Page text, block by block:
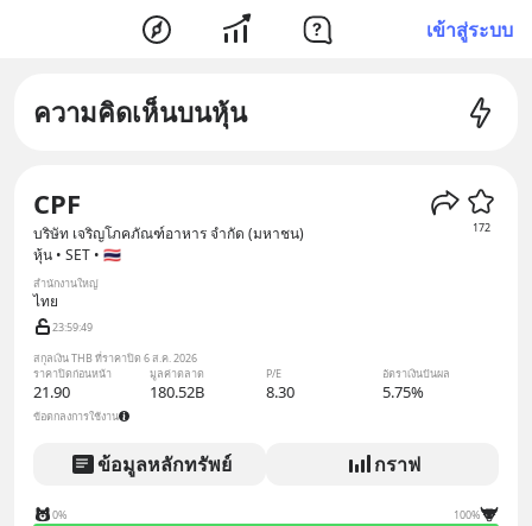
เข้าสู่ระบบ
ความคิดเห็นบนหุ้น
CPF
บริษัท เจริญโภคภัณฑ์อาหาร จำกัด (มหาชน) 172
หุ้น • SET • 🇹🇭
สำนักงานใหญ่
ไทย
23:59:48
สกุลเงิน THB ที่ราคาปิด 6 ส.ค. 2026
ราคาปิดก่อนหน้า
มูลค่าตลาด P/E อัตราเงินปันผล
21.90 180.52B 8.30 5.75%
ข้อตกลงการใช้งาน
ข้อมูลหลักทรัพย์ กราฟ
0% 100%